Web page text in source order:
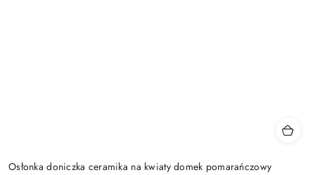
Osłonka doniczka ceramika na kwiaty domek pomarańczowy